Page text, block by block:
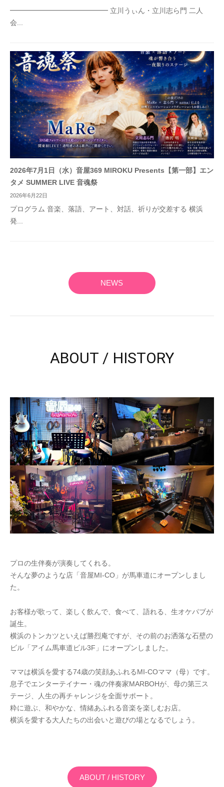
━━━━━━━━━━━━━━ 立川うぃん・立川志ら門 二人
会...
2026年7月1日（水）音屋369 MIROKU Presents【第一部】エン
タメ SUMMER LIVE 音魂祭
2026年6月22日
プログラム 音楽、落語、アート、対話、祈りが交差する 横浜
発...
NEWS
ABOUT / HISTORY
プロの生伴奏が演奏してくれる。
そんな夢のような店「音屋MI-CO」が馬車道にオープンしまし
た。
お客様が歌って、楽しく飲んで、食べて、語れる、生オケパブが
誕生。
横浜のトンカツといえば勝烈庵ですが、その前のお洒落な石壁の
ビル「アイム馬車道ビル3F」にオープンしました。
ママは横浜を愛する74歳の笑顔あふれるMI-COママ（母）です。
息子でエンターテイナー・魂の伴奏家MARBOHが、母の第三ス
テージ、人生の再チャレンジを全面サポート。
粋に遊ぶ、和やかな、情緒あふれる音楽を楽しむお店。
横浜を愛する大人たちの出会いと遊びの場となるでしょう。
ABOUT / HISTORY